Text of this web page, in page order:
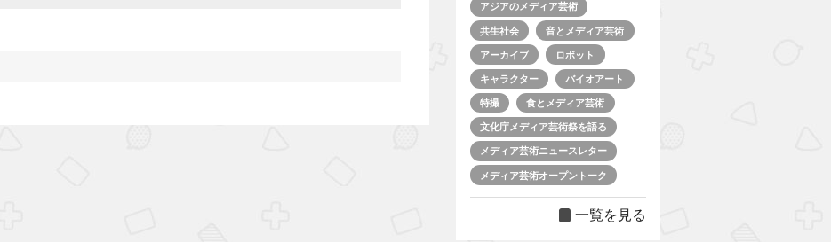
アジアのメディア芸術
共生社会 音とメディア芸術
アーカイブ ロボット
キャラクター バイオアート
特撮 食とメディア芸術
文化庁メディア芸術祭を語る
メディア芸術ニュースレター
メディア芸術オープントーク
一覧を見る